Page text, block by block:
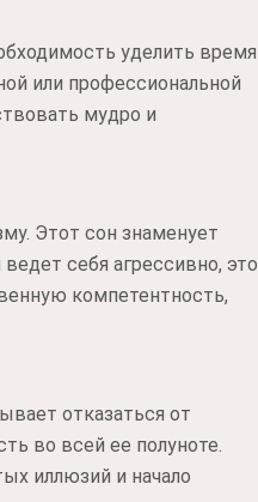
уделить время
или профессиональной
мудро и
Этот сон знаменует
себя агрессивно, это
компетентность,
отказаться от
во всей ее полуноте.
иллюзий и начало